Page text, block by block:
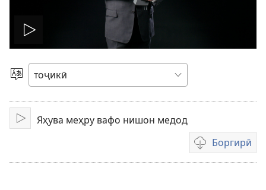
Мондан
Интихоби
забон
Тамошо/
Яҳува меҳру вафо нишон медод
Боргирӣ
Тарзҳои
боргирии